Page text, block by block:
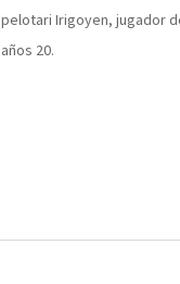
pelotari Irigoyen, jugador
años 20.